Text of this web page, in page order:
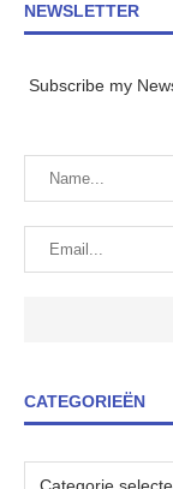
NEWSLETTER
Subscribe my
CATEGORIEËN